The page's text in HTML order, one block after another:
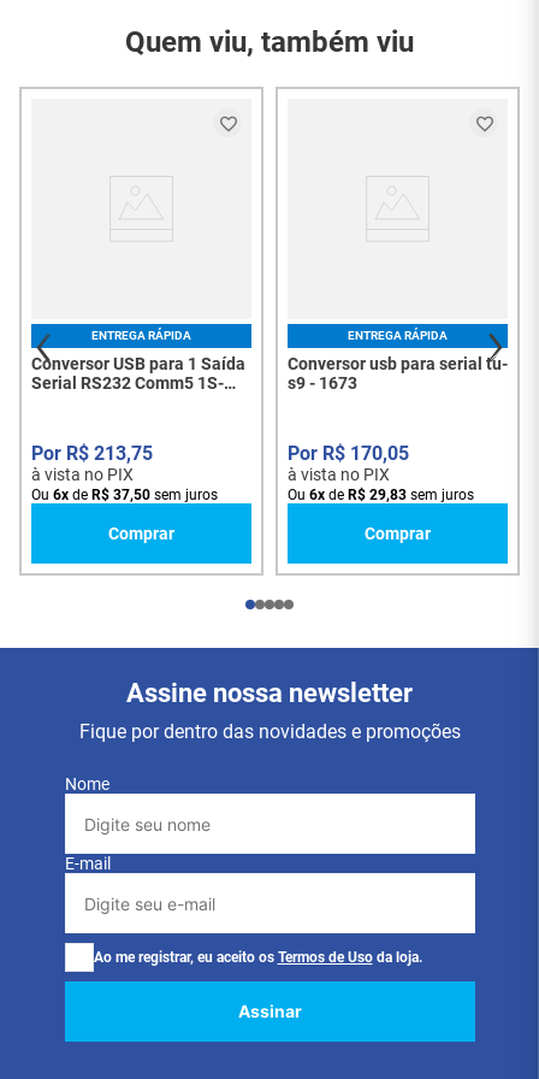
Garantia do
3 Meses
01 - Conversor usb para
Quem viu, também viu
ENTREGA RÁPIDA
Conversor USB para 1 Saída
Serial RS232 Comm5 1S-
R$ 213,75
à vista no PIX
Ou 6x de R$ 37,50 sem juros
Comprar
ENTREGA RÁPIDA
Conversor usb para serial tu-
s9 - 1673
R$ 170,05
à vista no PIX
Ou 6x de R$ 29,83 sem juros
Comprar
Assine nossa newsletter
Fique por dentro das novidades e promoções
Nome
E-mail
Ao me registrar, eu aceito os Termos de Uso da loja.
Assinar